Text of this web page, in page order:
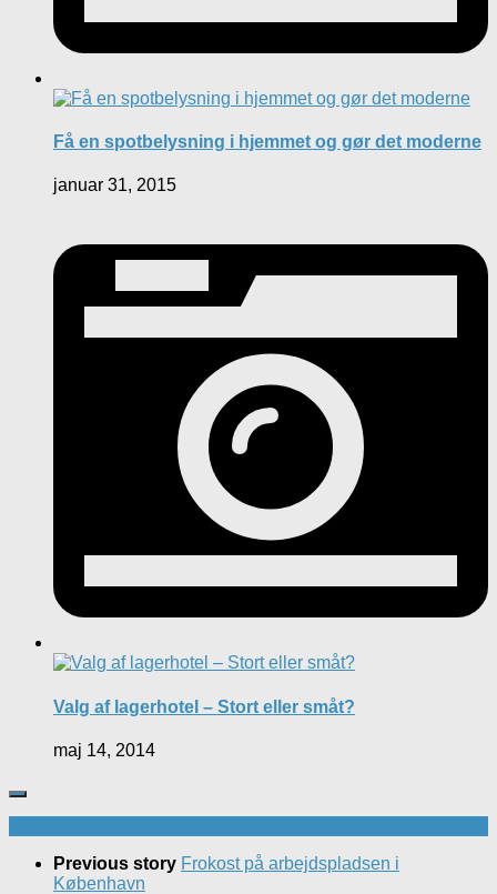
Få en spotbelysning i hjemmet og gør det moderne
januar 31, 2015
Valg af lagerhotel – Stort eller småt?
maj 14, 2014
Previous story Frokost på arbejdspladsen i
København